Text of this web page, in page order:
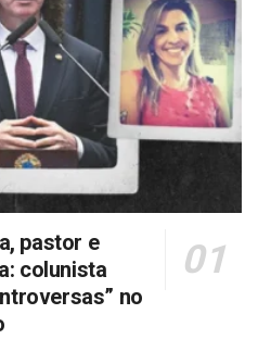
pastor e
colunista
no